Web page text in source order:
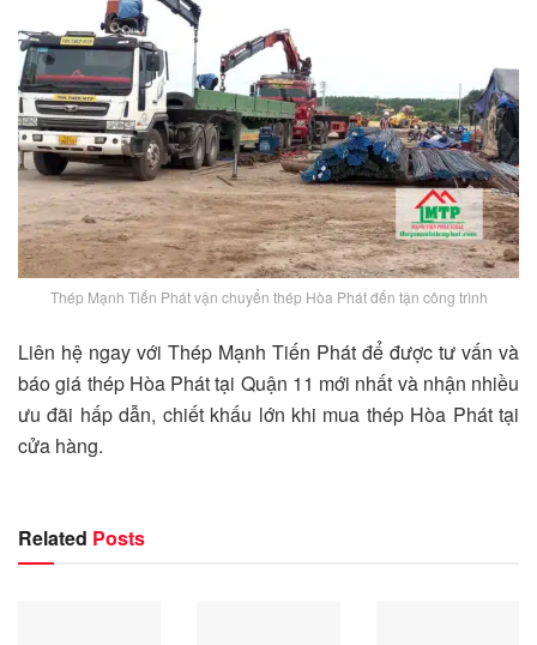
Thép Mạnh Tiến Phát vận chuyển thép Hòa Phát đến tận công trình
Liên hệ ngay với Thép Mạnh Tiến Phát để được tư vấn và
báo giá thép Hòa Phát tại Quận 11 mới nhất và nhận nhiều
ưu đãi hấp dẫn, chiết khấu lớn khi mua thép Hòa Phát tại
cửa hàng.
Related Posts